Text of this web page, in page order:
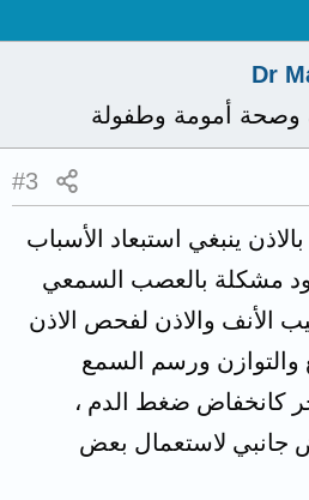
Dr
وصحة أمومة وطفولة
#3
ينبغي استبعاد الأسباب
مشكلة بالعصب السمعي
الأنف والاذن لفحص الاذن
ورسم السمع
كانخفاض ضغط الدم ،
جانبي لاستعمال بعض